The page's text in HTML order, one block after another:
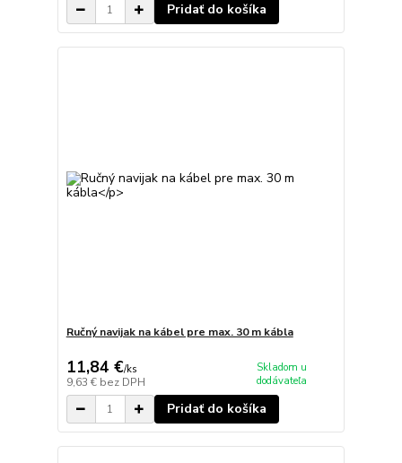
Pridať do košíka
Ručný navijak na kábel pre max. 30 m kábla
11,84 €/ks
9,63 € bez DPH
Skladom u
dodávateľa
Pridať do košíka